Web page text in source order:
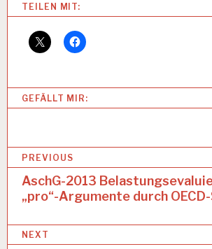
Categories:
R
B
S
B
N
G
U
N
N
TEILEN MIT:
GEFÄLLT MIR:
B
t
PREVIOUS
AschG-2013
„pro“-Argumente durch
NEXT